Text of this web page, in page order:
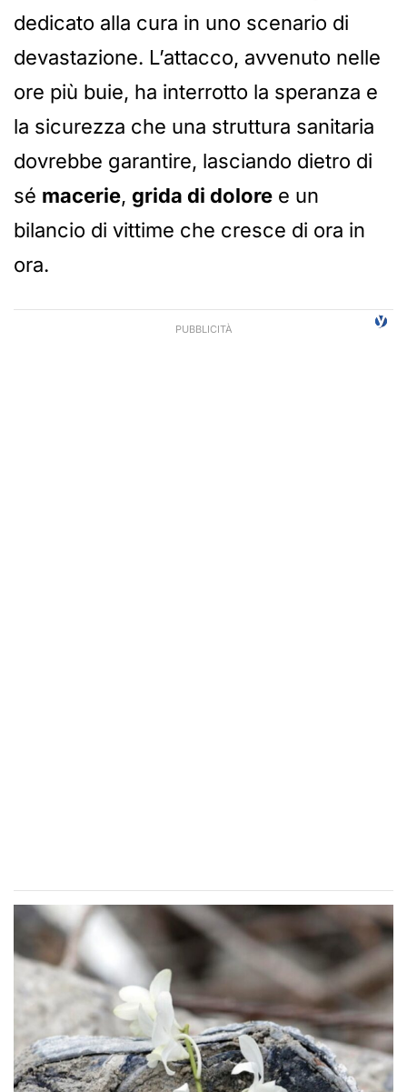
dedicato alla cura in uno scenario di
devastazione. L’attacco, avvenuto nelle
ore più buie, ha interrotto la speranza e
la sicurezza che una struttura sanitaria
dovrebbe garantire, lasciando dietro di
sé macerie, grida di dolore e un
bilancio di vittime che cresce di ora in
ora.